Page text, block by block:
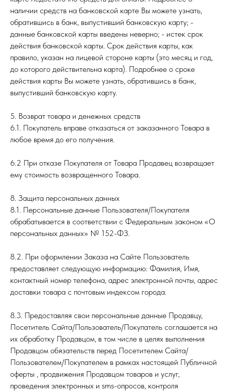
наличии средств на банковской карте Вы можете узнать,
обратившись в банк, выпустивший банковскую карту; -
данные банковской карты введены неверно; - истек срок
действия банковской карты. Срок действия карты, как
правило, указан на лицевой стороне карты (это месяц и год,
до которого действительна карта). Подробнее о сроке
действия карты Вы можете узнать, обратившись в банк,
выпустивший банковскую карту.
5. Возврат товара и денежных средств
6.1. Покупатель вправе отказаться от заказанного Товара в
любое время до его получения.
6.2 При отказе Покупателя от Товара Продавец возвращает
ему стоимость возвращенного Товара.
8. Защита персональных данных
8.1. Персональные данные Пользователя/Покупателя
обрабатывается в соответствии с Федеральным законом «О
персональных данных» № 152-ФЗ.
8.2. При оформлении Заказа на Сайте Пользователь
предоставляет следующую информацию: Фамилия, Имя,
контактный номер телефона, адрес электронной почты, адрес
доставки товара с почтовым индексом города.
8.3. Предоставляя свои персональные данные Продавцу,
Посетитель Сайта/Пользователь/Покупатель соглашается на
их обработку Продавцом, в том числе в целях выполнения
Продавцом обязательств перед Посетителем Сайта/
Пользователем/Покупателем в рамках настоящей Публичной
оферты , продвижения Продавцом товаров и услуг,
проведения электронных и sms-опросов, контроля